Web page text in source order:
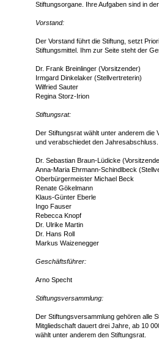
Stiftungsorgane. Ihre Aufgaben sind in
Vorstand:
Der Vorstand führt die Stiftung, setzt
Stiftungsmittel. Ihm zur Seite steht der
Dr. Frank Breinlinger (Vorsitzender)
Irmgard Dinkelaker (Stellvertreterin)
Wilfried Sauter
Regina Storz-Irion
Stiftungsrat:
Der Stiftungsrat wählt unter anderem die
und verabschiedet den Jahresabschluss.
Dr. Sebastian Braun-Lüdicke
Anna-Maria Ehrmann-Schindlbeck
Oberbürgermeister Michael Beck
Renate Gökelmann
Klaus-Günter Eberle
Ingo Fauser
Rebecca Knopf
Dr. Ulrike Martin
Dr. Hans Roll
Markus Waizenegger
Geschäftsführer:
Arno Specht
Stiftungsversammlung:
Der Stiftungsversammlung gehören alle
Mitgliedschaft dauert drei Jahre, ab 10
wählt unter anderem den Stiftungsrat.